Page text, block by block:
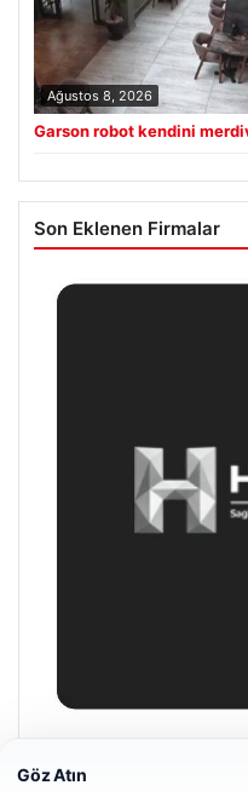
Ağustos 8, 2026
Garson robot kendini
Son Eklenen Firmalar
Göz Atın